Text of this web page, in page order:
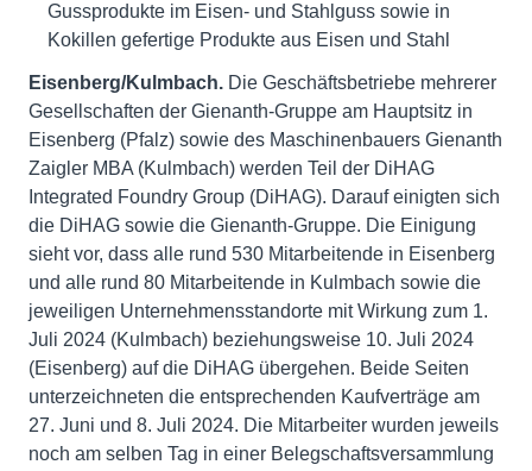
Gussprodukte im Eisen- und Stahlguss sowie in
Kokillen gefertige Produkte aus Eisen und Stahl
Eisenberg/Kulmbach. Die Geschäftsbetriebe mehrerer
Gesellschaften der Gienanth-Gruppe am Hauptsitz in
Eisenberg (Pfalz) sowie des Maschinenbauers Gienanth
Zaigler MBA (Kulmbach) werden Teil der DiHAG
Integrated Foundry Group (DiHAG). Darauf einigten sich
die DiHAG sowie die Gienanth-Gruppe. Die Einigung
sieht vor, dass alle rund 530 Mitarbeitende in Eisenberg
und alle rund 80 Mitarbeitende in Kulmbach sowie die
jeweiligen Unternehmensstandorte mit Wirkung zum 1.
Juli 2024 (Kulmbach) beziehungsweise 10. Juli 2024
(Eisenberg) auf die DiHAG übergehen. Beide Seiten
unterzeichneten die entsprechenden Kaufverträge am
27. Juni und 8. Juli 2024. Die Mitarbeiter wurden jeweils
noch am selben Tag in einer Belegschaftsversammlung